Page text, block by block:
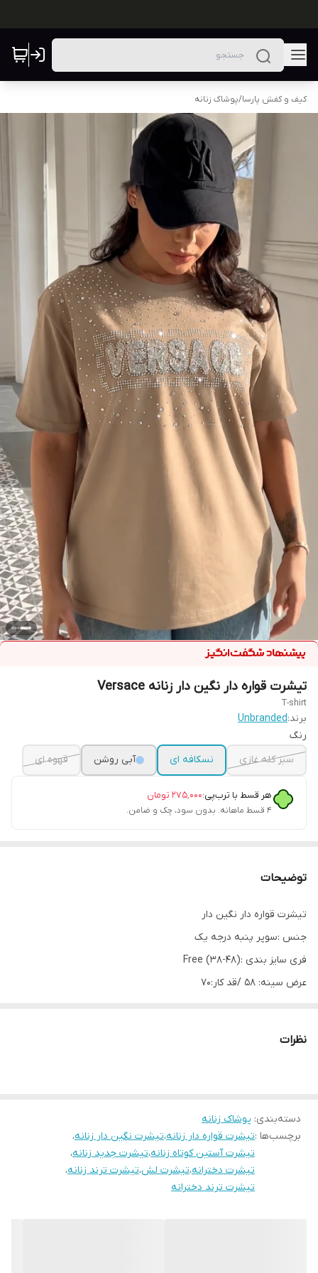
کیف و کفش پارسا/پوشاک زنانه
تیشرت قواره دار نگین دار زنانه Versace
T-shirt
برند:Unbranded
رنگ
سبز کله غازی
نسکافه ای آبی روشن قهوه ای
هر قسط با ترب‌پی:۲۷۵٬۰۰۰ تومان
۴ قسط ماهانه. بدون سود، چک و ضامن.
توضیحات
تیشرت قواره دار نگین دار
جنس :سوپر پنبه درجه یک
فری سایز بندی :Free (38-48)
عرض سینه: 58 /قد کار:70
نظرات
دسته‌بندی: پوشاک زنانه
برچسب‌ها :تیشرت قواره دار زنانه،تیشرت نگین دار زنانه،
تیشرت آستین کوتاه زنانه،تیشرت جدید زنانه،
تیشرت دخترانه،تیشرت لش،تیشرت ترند زنانه،
تیشرت ترند دخترانه